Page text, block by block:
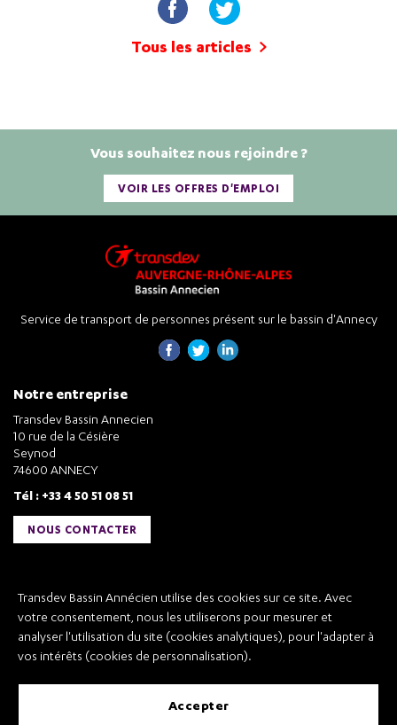
Transdev Bassin Annécien utilise des cookies sur ce site. Avec
votre consentement, nous les utiliserons pour mesurer et
analyser l'utilisation du site (cookies analytiques), pour l'adapter à
vos intérêts (cookies de personnalisation).
accepter
Tous les articles
Vous souhaitez nous rejoindre ?
VOIR LES OFFRES D'EMPLOI
Service de transport de personnes présent sur le bassin d'Annecy
Notre entreprise
Transdev Bassin Annecien
10 rue de la Césière
Seynod
74600 ANNECY
Tél : +33 4 50 51 08 51
NOUS CONTACTER
Transdev Bassin Annécien
Recrutement